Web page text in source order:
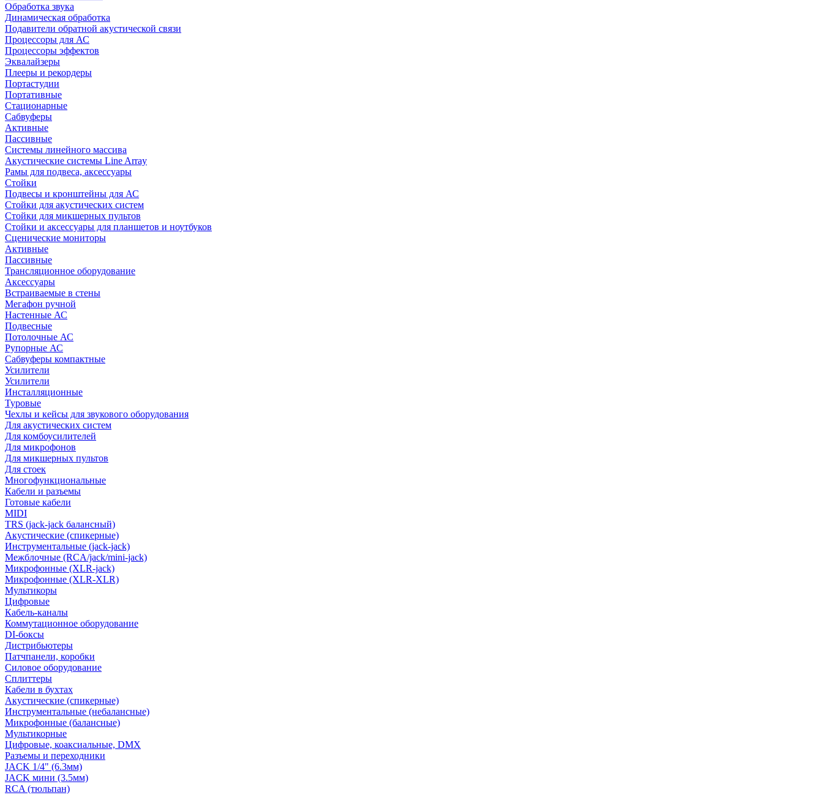
Обработка звука
Динамическая обработка
Подавители обратной акустической связи
Процессоры для АС
Процессоры эффектов
Эквалайзеры
Плееры и рекордеры
Портастудии
Портативные
Стационарные
Сабвуферы
Активные
Пассивные
Системы линейного массива
Акустические системы Line Array
Рамы для подвеса, аксессуары
Стойки
Подвесы и кронштейны для АС
Стойки для акустических систем
Стойки для микшерных пультов
Стойки и аксессуары для планшетов и ноутбуков
Сценические мониторы
Активные
Пассивные
Трансляционное оборудование
Аксессуары
Встраиваемые в стены
Мегафон ручной
Настенные АС
Подвесные
Потолочные АС
Рупорные АС
Сабвуферы компактные
Усилители
Усилители
Инсталляционные
Туровые
Чехлы и кейсы для звукового оборудования
Для акустических систем
Для комбоусилителей
Для микрофонов
Для микшерных пультов
Для стоек
Многофункциональные
Кабели и разъемы
Готовые кабели
MIDI
TRS (jack-jack балансный)
Акустические (спикерные)
Инструментальные (jack-jack)
Межблочные (RCA/jack/mini-jack)
Микрофонные (XLR-jack)
Микрофонные (XLR-XLR)
Мультикоры
Цифровые
Кабель-каналы
Коммутационное оборудование
DI-боксы
Дистрибьютеры
Патчпанели, коробки
Силовое оборудование
Сплиттеры
Кабели в бухтах
Акустические (спикерные)
Инструментальные (небалансные)
Микрофонные (балансные)
Мультикорные
Цифровые, коаксиальные, DMX
Разъемы и переходники
JACK 1/4" (6.3мм)
JACK мини (3.5мм)
RCA (тюльпан)